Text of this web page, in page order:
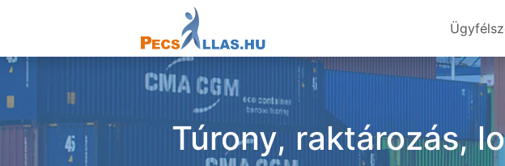
Túrony, raktározás,